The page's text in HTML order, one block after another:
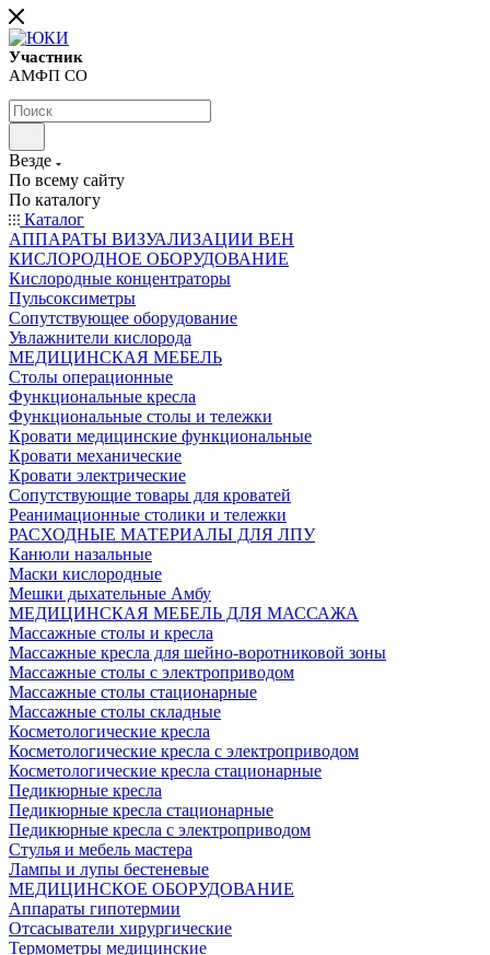
Участник
АМФП СО
Везде
По всему сайту
По каталогу
Каталог
АППАРАТЫ ВИЗУАЛИЗАЦИИ ВЕН
КИСЛОРОДНОЕ ОБОРУДОВАНИЕ
Кислородные концентраторы
Пульсоксиметры
Сопутствующее оборудование
Увлажнители кислорода
МЕДИЦИНСКАЯ МЕБЕЛЬ
Столы операционные
Функциональные кресла
Функциональные столы и тележки
Кровати медицинские функциональные
Кровати механические
Кровати электрические
Сопутствующие товары для кроватей
Реанимационные столики и тележки
РАСХОДНЫЕ МАТЕРИАЛЫ ДЛЯ ЛПУ
Канюли назальные
Маски кислородные
Мешки дыхательные Амбу
МЕДИЦИНСКАЯ МЕБЕЛЬ ДЛЯ МАССАЖА
Массажные столы и кресла
Массажные кресла для шейно-воротниковой зоны
Массажные столы с электроприводом
Массажные столы стационарные
Массажные столы складные
Косметологические кресла
Косметологические кресла с электроприводом
Косметологические кресла стационарные
Педикюрные кресла
Педикюрные кресла стационарные
Педикюрные кресла с электроприводом
Стулья и мебель мастера
Лампы и лупы бестеневые
МЕДИЦИНСКОЕ ОБОРУДОВАНИЕ
Аппараты гипотермии
Отсасыватели хирургические
Термометры медицинские